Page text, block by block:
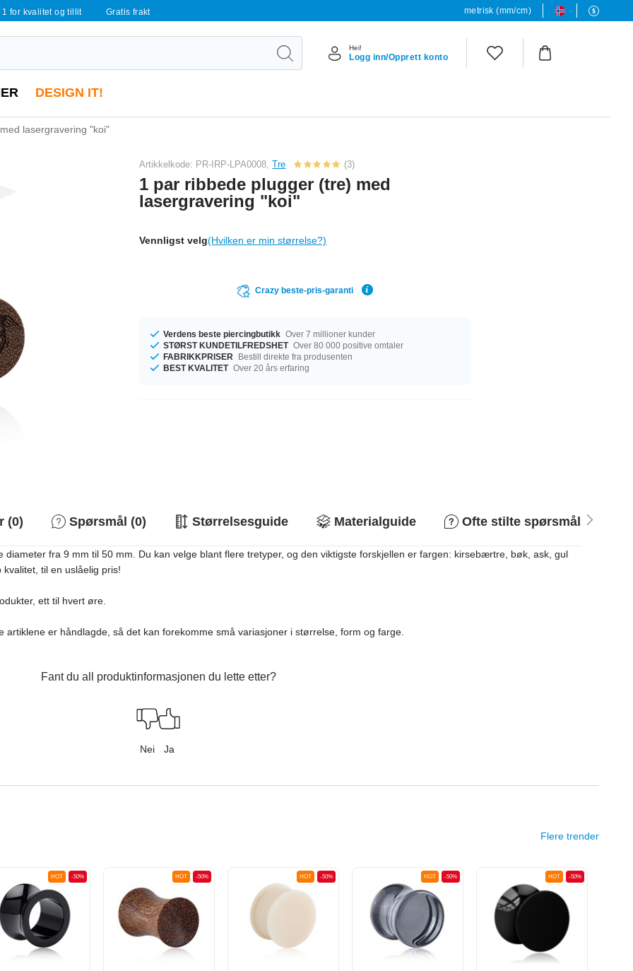
1 for kvalitet og tillit Gratis frakt metrisk (mm/cm)
Hei!
Logg inn/Opprett konto
DESIGN IT!
lasergravering "koi"
Artikkelkode: PR-IRP-LPA0008,Tre (3)
1 par ribbede plugger (tre) med
lasergravering "koi"
Vennligst velg(Hvilken er min størrelse?)
Crazy beste-pris-garanti
Verdens beste piercingbutikk Over 7 millioner kunder
STØRST KUNDETILFREDSHET Over 80 000 positive omtaler
FABRIKKPRISER
Bestill direkte fra produsenten
BEST KVALITET Over 20 års erfaring
(0) Spørsmål (0) Størrelsesguide Materialguide Ofte stilte spørsmål
fra 9 mm til 50 mm. Du kan velge blant flere tretyper, og den viktigste forskjellen er fargen: kirsebærtre, bøk, ask, gul
til en uslåelig pris!
ett til hvert øre.
er håndlagde, så det kan forekomme små variasjoner i størrelse, form og farge.
Fant du all produktinformasjonen du lette etter?
Nei Ja
Flere trender
-50%
HOT -50%
HOT -50%
HOT -50%
HOT -50%
HOT